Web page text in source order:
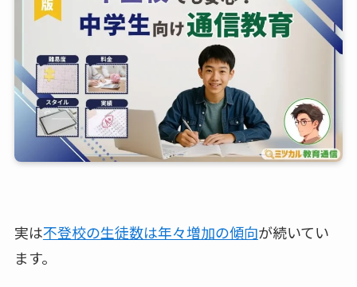
実は不登校の生徒数は年々増加の傾向が続いてい
ます。